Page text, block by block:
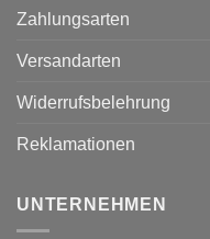
Zahlungsarten
Versandarten
Widerrufsbelehrung
Reklamationen
UNTERNEHMEN